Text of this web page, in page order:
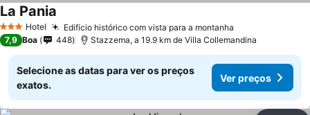
3 EstrelasHotel Edifício histórico com vista para a montanha
La Pania
7,9 Boa 448 Stazzema, a 19.9 km de Villa Collemandina
Selecione as datas para ver os preços
exatos.
Ver preços